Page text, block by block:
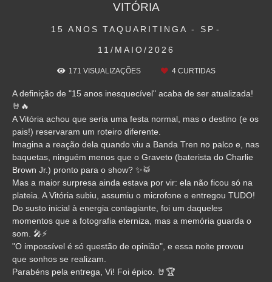
15 ANOS TAQUARITINGA - SP
11/MAIO/2026
VITÓRIA
171 VISUALIZAÇÕES 4CURTIDAS
A definição de "15 anos inesquecível" acaba de ser atualizada!
🤘🔥
A Vitória achou que seria uma festa normal, mas o destino (e os
pais!) reservaram um roteiro diferente.
Imagina a reação dela quando viu a Banda Tren no palco e, nas
baquetas, ninguém menos que o Graveto (baterista do Charlie
Brown Jr.) pronto para o show? ✨🥁
Mas a maior surpresa ainda estava por vir: ela não ficou só na
plateia. A Vitória subiu, assumiu o microfone e entregou TUDO!
Do susto inicial à energia contagiante, foi um daqueles
momentos que a fotografia eterniza, mas a memória guarda o
som. 🎤⚡
"O impossível é só questão de opinião", e essa noite provou
que sonhos se realizam.
Parabéns pela entrega, Vi! Foi épico. 🤘🏆